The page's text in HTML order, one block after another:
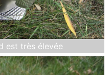
est très élevée